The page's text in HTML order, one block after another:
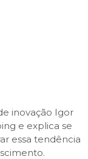
inovação Igor
e explica se
essa tendência